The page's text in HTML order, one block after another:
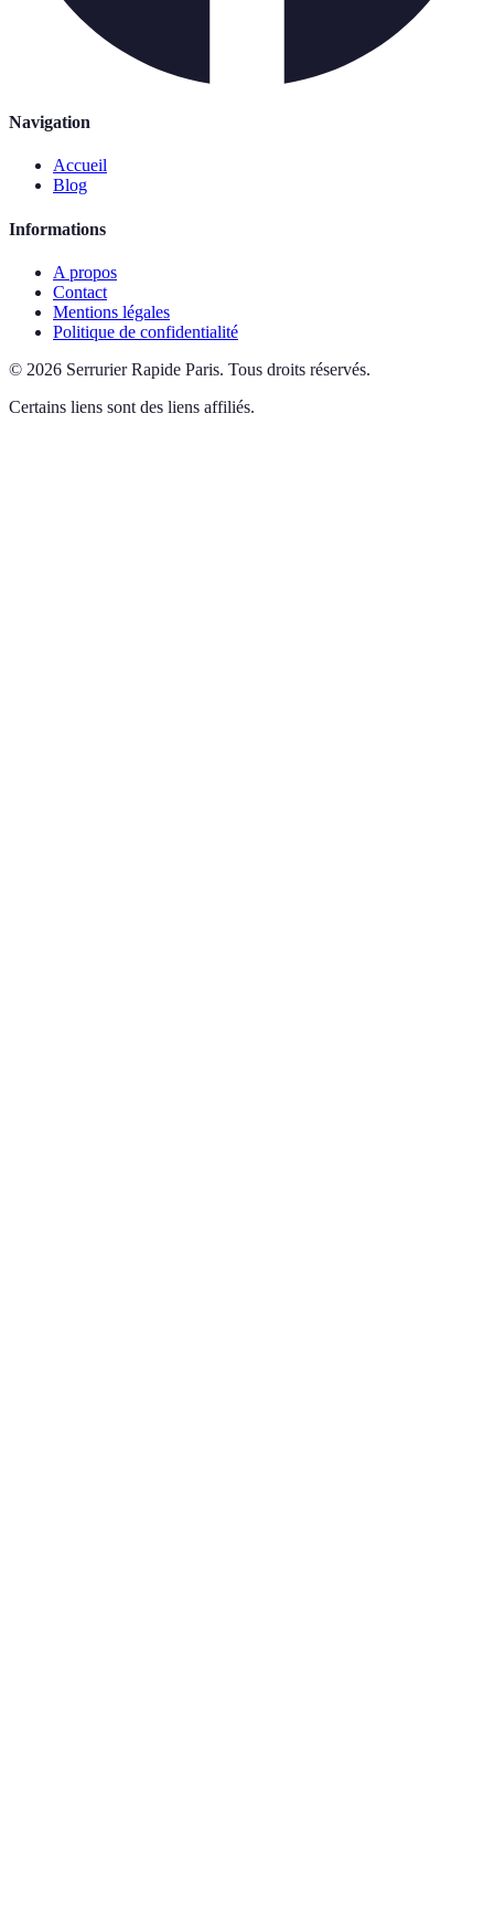
Navigation
Accueil
Blog
Informations
A propos
Contact
Mentions légales
Politique de confidentialité
© 2026 Serrurier Rapide Paris. Tous droits réservés.
Certains liens sont des liens affiliés.